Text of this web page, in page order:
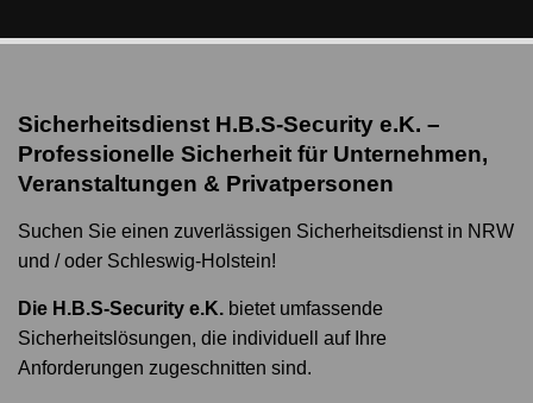
Sicherheitsdienst H.B.S-Security e.K. –
Professionelle Sicherheit für Unternehmen,
Veranstaltungen & Privatpersonen
Suchen Sie einen zuverlässigen Sicherheitsdienst in NRW
und / oder Schleswig-Holstein!
Die H.B.S-Security e.K. bietet umfassende
Sicherheitslösungen, die individuell auf Ihre
Anforderungen zugeschnitten sind.